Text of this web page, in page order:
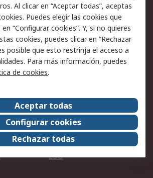
Política de privacidad -
Actualizada
Seguridad de emails
de
Condiciones de venta
RS Group
Sala de prensa
ESG
Al clicar en “Aceptar todas”, aceptas
Puedes elegir las cookies que
“Configurar cookies”. Y, si no quieres
cookies, puedes clicar en “Rechazar
posible que esto restrinja el acceso a
Para más información, puedes
de cookies.
Aceptar todas
Configurar cookies
Rechazar todas